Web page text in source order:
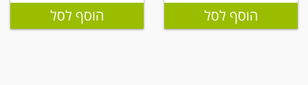
הוסף לסל הוסף לסל